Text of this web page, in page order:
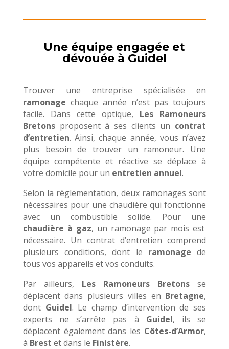
Une équipe engagée et
dévouée à Guidel
Trouver une entreprise spécialisée en
ramonage chaque année n’est pas toujours
facile. Dans cette optique, Les Ramoneurs
Bretonsproposent à ses clients un contrat
d’entretien. Ainsi, chaque année, vous n’avez
plus besoin de trouver un ramoneur. Une
équipe compétente et réactive se déplace à
votre domicile pour un entretien annuel.
Selon la règlementation, deux ramonages sont
nécessaires pour une chaudière qui fonctionne
avec un combustible solide. Pour une
chaudière à gaz, un ramonage par mois est
nécessaire. Un contrat d’entretien comprend
plusieurs conditions, dont le ramonage de
tous vos appareils et vos conduits.
Par ailleurs, Les Ramoneurs Bretons se
déplacent dans plusieurs villes en Bretagne,
dont Guidel. Le champ d’intervention de ses
experts ne s’arrête pas à Guidel, ils se
déplacent également dans les Côtes-d’Armor,
à Brest et dans le Finistère.